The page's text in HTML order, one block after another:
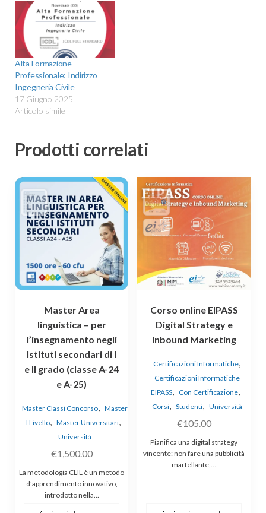
Alta Formazione
Professionale: Indirizzo
Ingegneria Civile
17 Giugno 2025
Articolo simile
Prodotti correlati
Master Area
linguistica – per
l’insegnamento negli
Istituti secondari di I
e II grado (classe A-24
e A-25)
Master Classi Concorso, Master
I Livello, Master Universitari,
Università
€1,500.00
La metodologia CLIL è un metodo
d'apprendimento innovativo,
introdotto nella…
Corso online EIPASS
Digital Strategy e
Inbound Marketing
Certificazioni Informatiche,
Certificazioni Informatiche
EIPASS, Con Certificazione,
Corsi, Studenti, Università
€105.00
Pianifica una digital strategy
vincente: non fare una pubblicità
martellante,…